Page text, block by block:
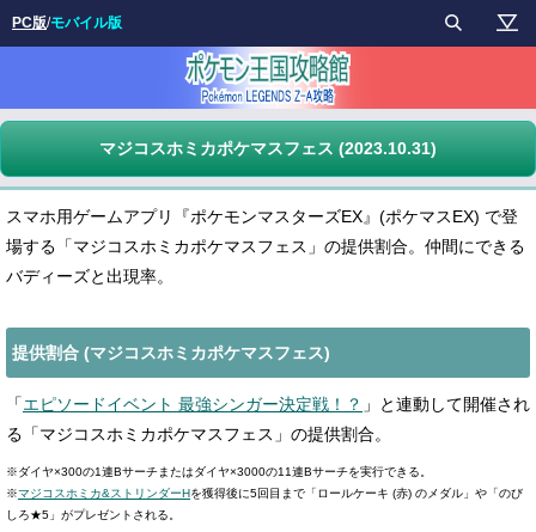
マジコスホミカポケマスフェス (2023.10.31)
スマホ用ゲームアプリ『ポケモンマスターズEX』(ポケマスEX) で登
場する「マジコスホミカポケマスフェス」の提供割合。仲間にできる
バディーズと出現率。
提供割合 (マジコスホミカポケマスフェス)
「エピソードイベント 最強シンガー決定戦！？ 」と連動して開催され
る「マジコスホミカポケマスフェス」の提供割合。
※ダイヤ×300の1連Bサーチまたはダイヤ×3000の11連Bサーチを実行できる。
※マジコスホミカ&ストリンダーHを獲得後に5回目まで「ロールケーキ (赤) のメダル」や「のび
しろ★5」がプレゼントされる。
PC版/モバイル版